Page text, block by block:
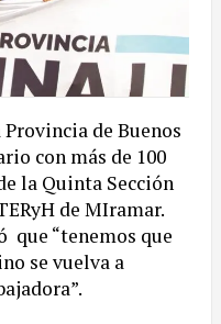
de Buenos
con más de 100
la Quinta Sección
de MIramar.
“tenemos que
se vuelva a